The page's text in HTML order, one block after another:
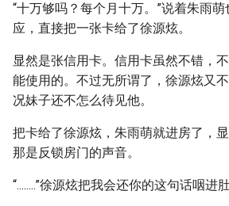
“十万够吗？每个月十万。”说着朱雨
应，直接把一张卡给了徐源炫。
显然是张信用卡。信用卡虽然不错，
能使用的。不过无所谓了，徐源炫又
况妹子还不怎么待见他。
把卡给了徐源炫，朱雨萌就进房了，
那是反锁房门的声音。
“........”徐源炫把我会还你的这句话咽进肚